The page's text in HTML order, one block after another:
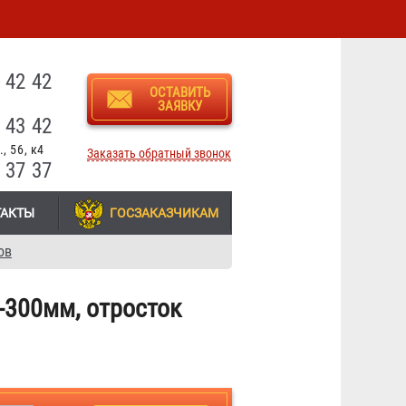
42
42
56, к4
37
ОСТАВИТЬ
ЗАЯВКУ
Заказать обратный звонок
ГОСЗАКАЗЧИКАМ
отросток